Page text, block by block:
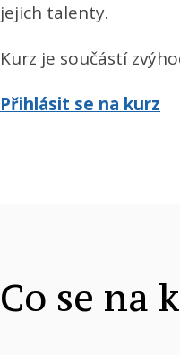
jejich talenty.
Kurz je součástí
Přihlásit se na kurz
Co se na